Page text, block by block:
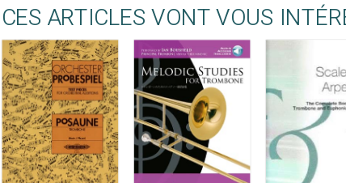
CES ARTICLES VONT VOUS